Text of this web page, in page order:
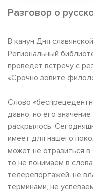
Разговор о
В канун Дня
Региональный
проведет встречу с
«Срочно зовите
Слово
давно, но его
раскрылось.
имеет для нашего
может не отразиться
то не понимаем в
телерепортажей, не
терминами, не